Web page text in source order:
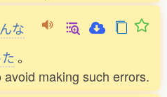
な
。
making such errors.